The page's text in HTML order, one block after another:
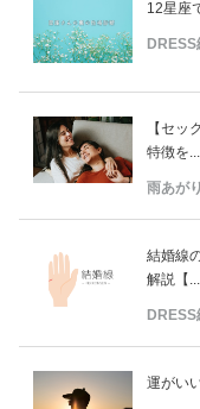
12星座
DRESS
【セッ
特徴を...
雨あが
結婚線
解説【...
DRESS
運がい